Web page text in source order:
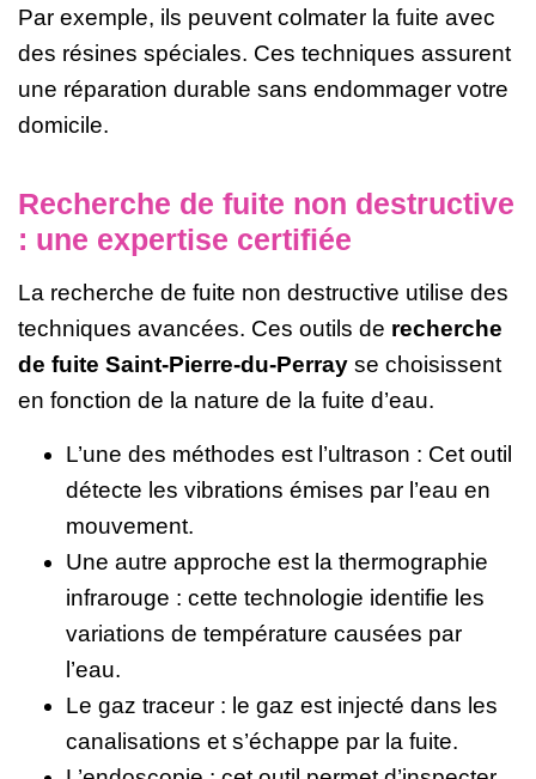
Par exemple, ils peuvent colmater la fuite avec
des résines spéciales. Ces techniques assurent
une réparation durable sans endommager votre
domicile.
Recherche de fuite non destructive
: une expertise certifiée
La recherche de fuite non destructive utilise des
techniques avancées. Ces outils de recherche
de fuite Saint-Pierre-du-Perray se choisissent
en fonction de la nature de la fuite d’eau.
L’une des méthodes est l’ultrason : Cet outil
détecte les vibrations émises par l’eau en
mouvement.
Une autre approche est la thermographie
infrarouge : cette technologie identifie les
variations de température causées par
l’eau.
Le gaz traceur : le gaz est injecté dans les
canalisations et s’échappe par la fuite.